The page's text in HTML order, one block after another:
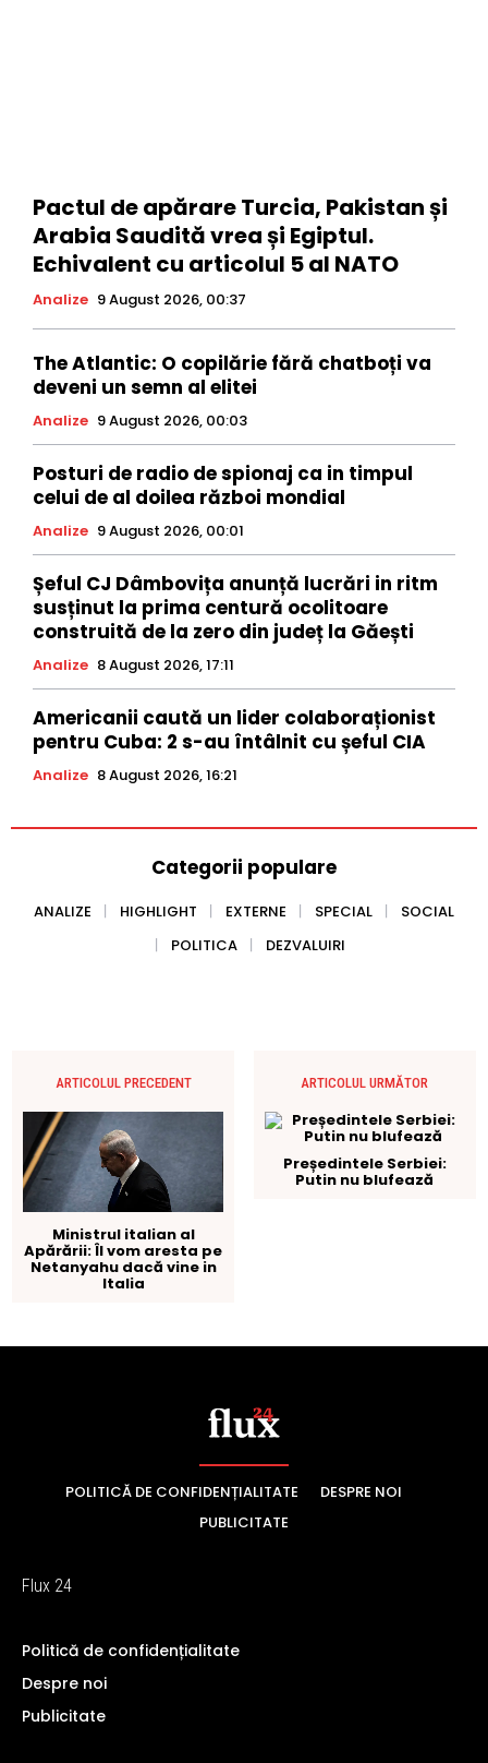
POLITICĂ DE CONFIDENȚIALITATE
DESPRE NOI
PUBLICITATE
Flux 24
Politică de confidențialitate
Despre noi
Publicitate